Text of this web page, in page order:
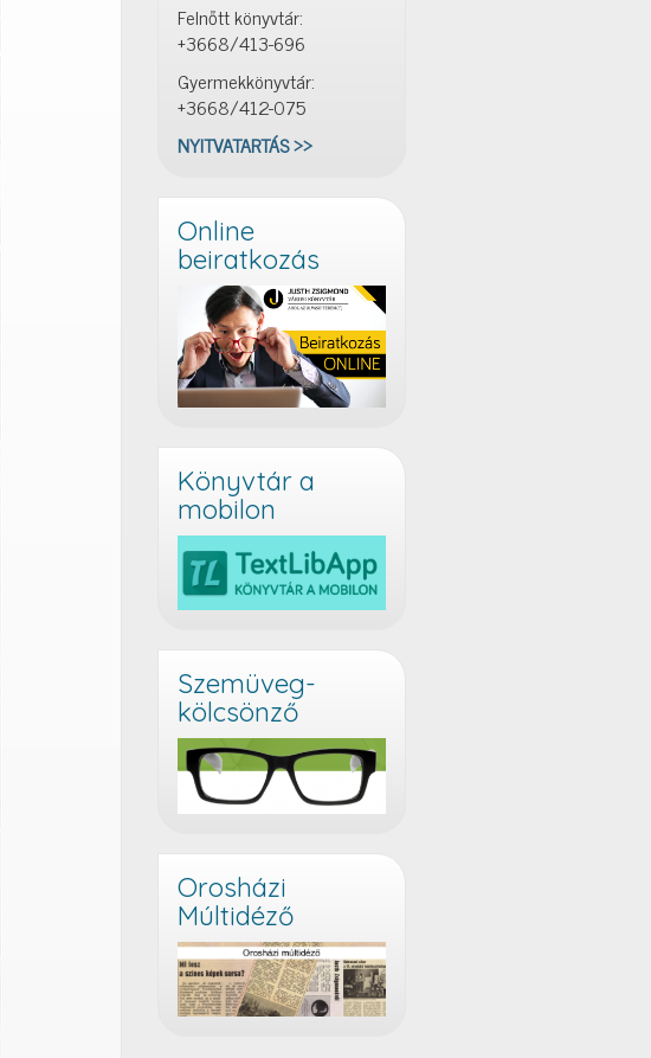
Felnőtt könyvtár:
+3668/413-696
Gyermekkönyvtár:
+3668/412-075
NYITVATARTÁS >>
Online
beiratkozás
Könyvtár a
mobilon
Szemüveg-
kölcsönző
Orosházi
Múltidéző